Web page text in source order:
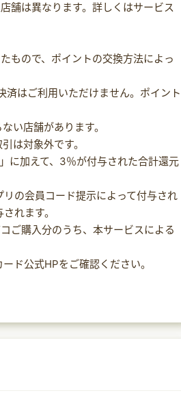
舗は異なります。詳しくはサービス
もので、ポイントの交換方法によっ
はご利用いただけません。ポイント
い店舗があります。
は対象外です。
に加えて、3％が付与された合計還元
の会員コード提示によって付与され
れます。
ご購入分のうち、本サービスによる
ド公式HPをご確認ください。